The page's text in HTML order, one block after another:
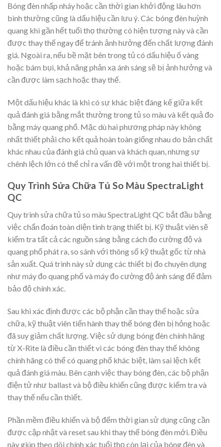
Bóng đèn nhấp nháy hoặc cần thời gian khởi động lâu hơn
bình thường cũng là dấu hiệu cần lưu ý. Các bóng đèn huỳnh
quang khi gần hết tuổi thọ thường có hiện tượng này và cần
được thay thế ngay để tránh ảnh hưởng đến chất lượng đánh
giá. Ngoài ra, nếu bề mặt bên trong tủ có dấu hiệu ố vàng
hoặc bám bụi, khả năng phản xạ ánh sáng sẽ bị ảnh hưởng và
cần được làm sạch hoặc thay thế.
Một dấu hiệu khác là khi có sự khác biệt đáng kể giữa kết
quả đánh giá bằng mắt thường trong tủ so màu và kết quả đo
bằng máy quang phổ. Mặc dù hai phương pháp này không
nhất thiết phải cho kết quả hoàn toàn giống nhau do bản chất
khác nhau của đánh giá chủ quan và khách quan, nhưng sự
chênh lệch lớn có thể chỉ ra vấn đề với một trong hai thiết bị.
Quy Trình Sửa Chữa Tủ So Màu SpectraLight
QC
Quy trình sửa chữa tủ so màu SpectraLight QC bắt đầu bằng
việc chẩn đoán toàn diện tình trạng thiết bị. Kỹ thuật viên sẽ
kiểm tra tất cả các nguồn sáng bằng cách đo cường độ và
quang phổ phát ra, so sánh với thông số kỹ thuật gốc từ nhà
sản xuất. Quá trình này sử dụng các thiết bị đo chuyên dụng
như máy đo quang phổ và máy đo cường độ ánh sáng để đảm
bảo độ chính xác.
Sau khi xác định được các bộ phận cần thay thế hoặc sửa
chữa, kỹ thuật viên tiến hành thay thế bóng đèn bị hỏng hoặc
đã suy giảm chất lượng. Việc sử dụng bóng đèn chính hãng
từ X-Rite là điều cần thiết vì các bóng đèn thay thế không
chính hãng có thể có quang phổ khác biệt, làm sai lệch kết
quả đánh giá màu. Bên cạnh việc thay bóng đèn, các bộ phận
điện tử như ballast và bộ điều khiển cũng được kiểm tra và
thay thế nếu cần thiết.
Phần mềm điều khiển và bộ đếm thời gian sử dụng cũng cần
được cập nhật và reset sau khi thay thế bóng đèn mới. Điều
này giúp theo dõi chính xác tuổi thọ còn lại của bóng đèn và